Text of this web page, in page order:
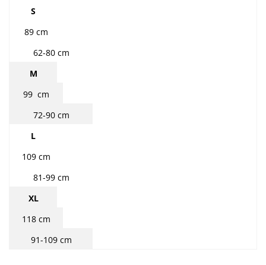
S
89 cm
62-80 cm
M
99 cm
72-90 cm
L
109 cm
81-99 cm
XL
118 cm
91-109 cm